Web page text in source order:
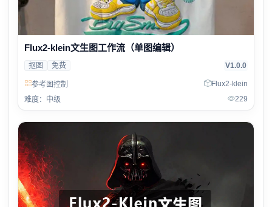
Flux2-klein文生图工作流（单图编辑）
抠图 免费 V1.0.0
参考图控制
Flux2-klein
难度：中级
229